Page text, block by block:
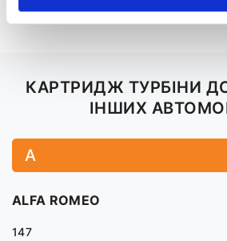
КАРТРИДЖ ТУРБІНИ
ІНШИХ
A
ALFA ROMEO
147